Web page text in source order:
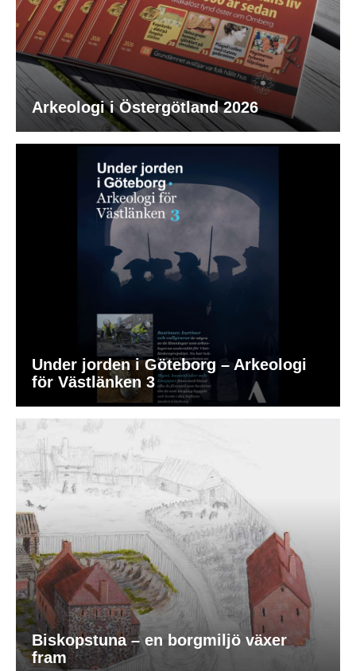
Arkeologi i Östergötland 2026
Under jorden i Göteborg – Arkeologi
för Västlänken 3
Biskopstuna – en borgmiljö växer
fram